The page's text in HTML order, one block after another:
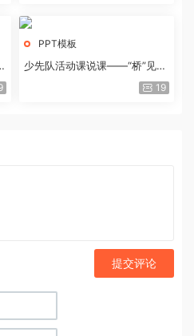
PPT模板
少先队活动课说课——“桥”见中
19
提交评论